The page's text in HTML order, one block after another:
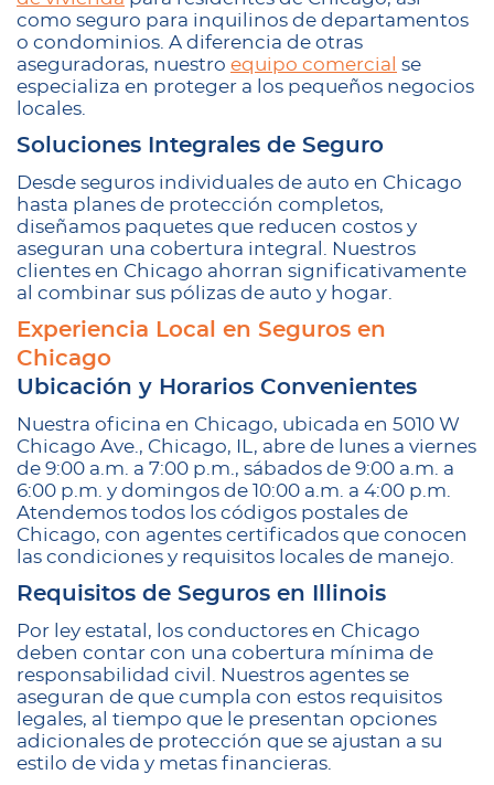
como seguro para inquilinos de departamentos
o condominios. A diferencia de otras
aseguradoras, nuestro equipo comercial se
especializa en proteger a los pequeños negocios
locales.
Soluciones Integrales de Seguro
Desde seguros individuales de auto en Chicago
hasta planes de protección completos,
diseñamos paquetes que reducen costos y
aseguran una cobertura integral. Nuestros
clientes en Chicago ahorran significativamente
al combinar sus pólizas de auto y hogar.
Experiencia Local en Seguros en
Chicago
Ubicación y Horarios Convenientes
Nuestra oficina en Chicago, ubicada en 5010 W
Chicago Ave., Chicago, IL, abre de lunes a viernes
de 9:00 a.m. a 7:00 p.m., sábados de 9:00 a.m. a
6:00 p.m. y domingos de 10:00 a.m. a 4:00 p.m.
Atendemos todos los códigos postales de
Chicago, con agentes certificados que conocen
las condiciones y requisitos locales de manejo.
Requisitos de Seguros en Illinois
Por ley estatal, los conductores en Chicago
deben contar con una cobertura mínima de
responsabilidad civil. Nuestros agentes se
aseguran de que cumpla con estos requisitos
legales, al tiempo que le presentan opciones
adicionales de protección que se ajustan a su
estilo de vida y metas financieras.